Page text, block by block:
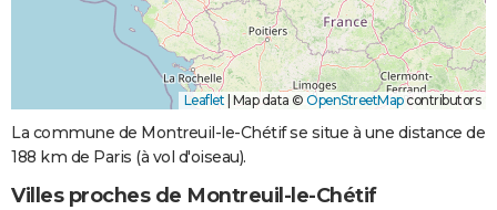
Leaflet Map data © OpenStreetMapcontributors
La commune de Montreuil-le-Chétif se situe à une distance de
188 km de Paris (à vol d'oiseau).
Villes proches de Montreuil-le-Chétif